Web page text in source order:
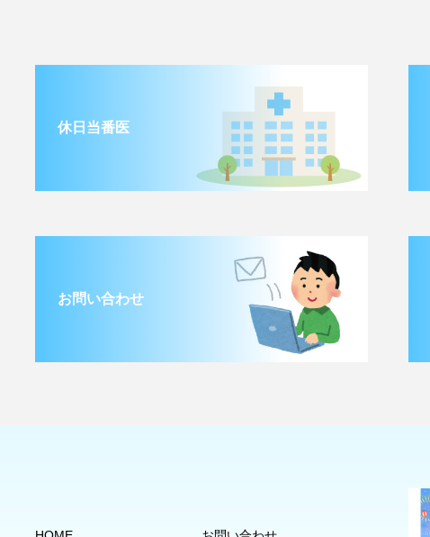
休日当番医
お問い合わせ